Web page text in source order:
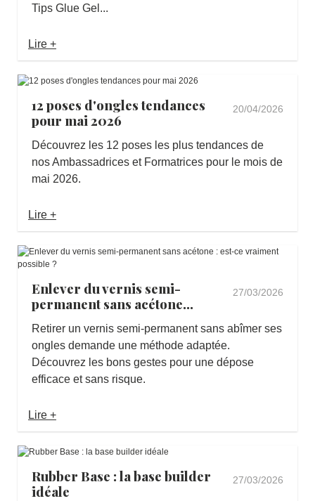
Tips Glue Gel...
Lire +
12 poses d'ongles tendances
pour mai 2026
20/04/2026
Découvrez les 12 poses les plus tendances de
nos Ambassadrices et Formatrices pour le mois de
mai 2026.
Lire +
Enlever du vernis semi-
permanent sans acétone...
27/03/2026
Retirer un vernis semi-permanent sans abîmer ses
ongles demande une méthode adaptée.
Découvrez les bons gestes pour une dépose
efficace et sans risque.
Lire +
Rubber Base : la base builder
idéale
27/03/2026